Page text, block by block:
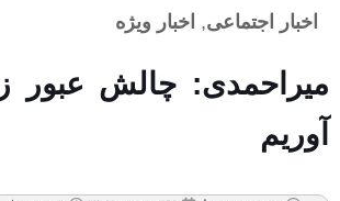
اخبار اجتماعی, اخبار ویژه
میراحمدی: چالش عبور
آوریم